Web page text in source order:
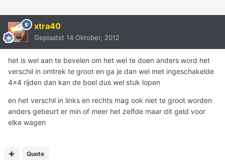
xtra40
Geplaatst 14 Oktober, 2012
het is wel aan te bevelen om het wel te doen anders word het
verschil in omtrek te groot en ga je dan wel met ingeschakelde
4x4 rijden dan kan de boel dus wel stuk lopen
en het verschil in links en rechts mag ook niet te groot worden
anders gebeurt er min of meer het zelfde maar dit geld voor
elke wagen
Quote